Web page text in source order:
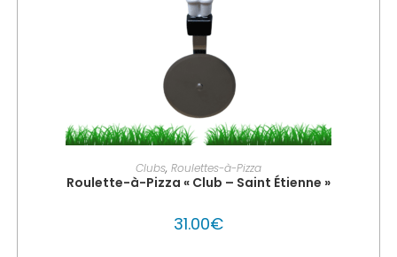
PERSONNALISER MON GLOUTON
Clubs, Roulettes-à-Pizza
Roulette-à-Pizza « Club – Saint Étienne »
31.00€